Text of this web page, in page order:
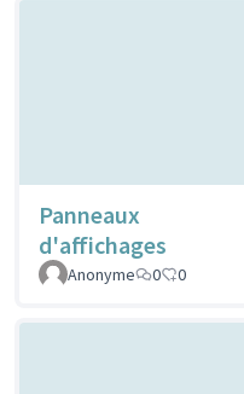
Panneaux
d'affichages
Anonyme
0 0